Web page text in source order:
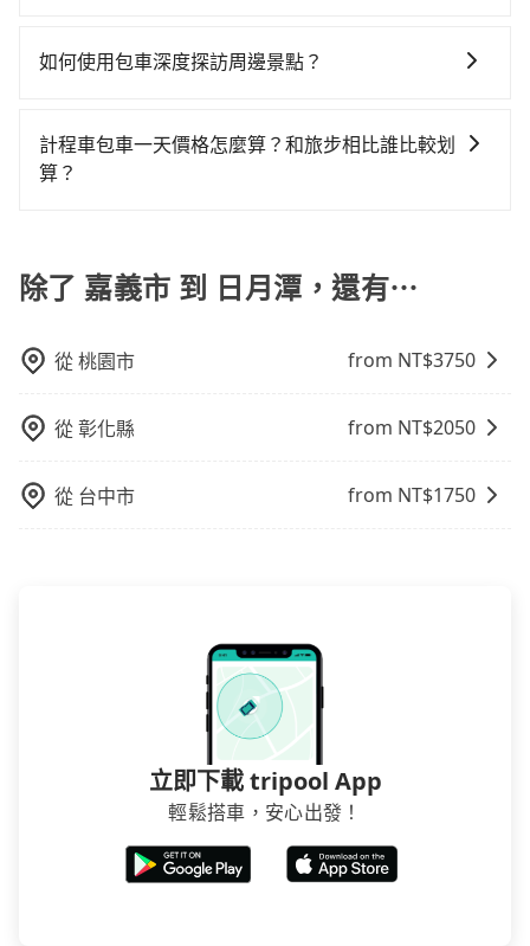
修理，每一次租車都好像在開樂透一樣。另外，偶爾也
車或者要載其他乘客的人來說就有不小的風險。最後，
雖然路邊隨租隨還看似方便，但實際使用時還是有其區
饋或未來換取免費的住房。台灣人常用的線上訂房平台
完後預定就完成，事先不用電話確認空房，事後也不用
告知付款完畢，一切都能在網路上操作。但有些較冷門
要再人工電話與飯店確認。預訂民宿方面，如不怕麻
得便宜，但缺點就是多數要匯款並再人工確認。假如不
介意多花一點錢省下這些瑣碎的事，台灣本土的AsiaYo
旅步可能會根據行經的路線是否超過海拔1500公尺來進
我們會透過Email的方式向您說明收費細節，讓您能更放
心地享受旅步為您提供的服務。
如何使用包車深度探訪周邊景點？
的便利性和彈性，探訪更多的景點，並且可以按照自己
的節奏和時間進行遊覽。除了景點本身，還可以體驗周
和內幕，並且可以在旅途中收集更多的故事和經驗，豐
富自己的旅程。
計程車包車一天價格怎麼算？和旅步相比誰比較划
算？
區，價格可能有所不同。另外，計程車包車價格也可能
會因為交通狀況等因素而有所變動。因此，在預定包車
下，旅步的包車服務價格相對更為透明和具體，一般是
透明，方便客戶可以更加準確地了解行程所需時間和費
用。
除了 嘉義市 到 日月潭，還有⋯
從桃園市 from NT$3750
從彰化縣 from NT$2050
從 台中市 from NT$1750
立即下載 tripool App
輕鬆搭車，安心出發！